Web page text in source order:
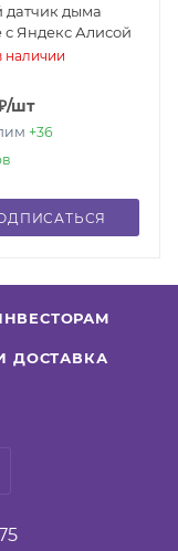
дыма
с Яндекс Алисой
наличии
/шт
+36
ДОСТАВКА